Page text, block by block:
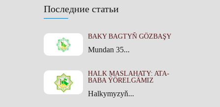
Последние статьи
BAKY BAGTYŇ GÖZBAŞY
Mundan 35...
HALK MASLAHATY: ATA-
BABA ÝÖRELGÄMIZ
Halkymyzyň...